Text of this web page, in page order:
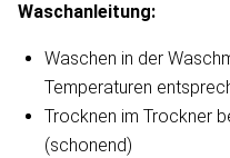
Waschanleitung​:
Waschen in der
Temperaturen
Trocknen im Trockner
(schonend)